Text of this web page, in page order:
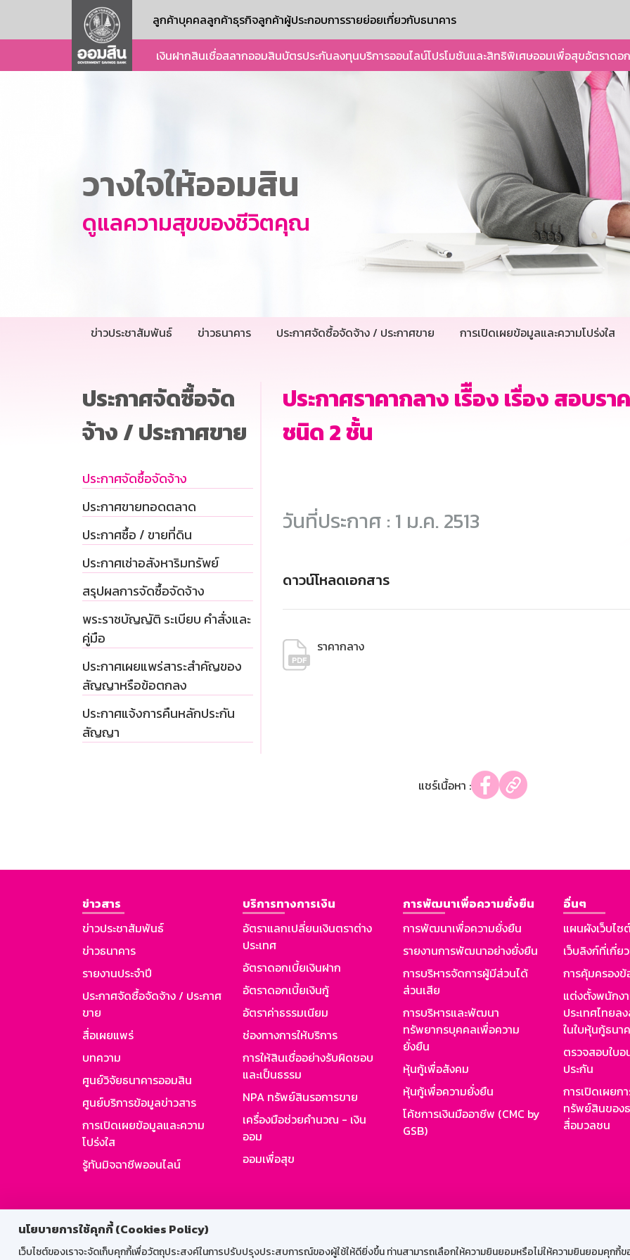
นโยบายการใช้คุกกี้ (Cookies Policy)
เว็บไซต์ของเราจะจัดเก็บคุกกี้เพื่อวัตถุประสงค์ในการปรับปรุงประสบการณ์ของผู้ใช้ให้ดียิ่งขึ้น ท่านสามารถเลือกให้ความยินยอมหรือไม่ให้ความยินยอมคุกกี้ข
ลูกค้าบุคคลลูกค้าธุรกิจลูกค้าผู้ประกอบการรายย่อยเกี่ยวกับธนาคาร
เงินฝากสินเชื่อสลากออมสินบัตรประกันลงทุนบริการออนไลน์โปรโมชันและสิทธิพิเศษออมเพื่อสุขอัตราดอ
วางใจให้ออมสิน
ดูแลความสุขของชีวิตคุณ
ข่าวประชาสัมพันธ์ ข่าวธนาคาร ประกาศจัดซื้อจัดจ้าง / ประกาศขาย การเปิดเผยข้อมูลและความโปร่งใส
ประกาศจัดซื้อจัด
จ้าง / ประกาศขาย
ประกาศจัดซื้อจัดจ้าง
ประกาศขายทอดตลาด
ประกาศซื้อ / ขายที่ดิน
ประกาศเช่าอสังหาริมทรัพย์
สรุปผลการจัดซื้อจัดจ้าง
พระราชบัญญัติ ระเบียบ คำสั่งและ
คู่มือ
ประกาศเผยแพร่สาระสำคัญของ
สัญญาหรือข้อตกลง
ประกาศแจ้งการคืนหลักประกัน
สัญญา
ประกาศราคากลาง เรืื่อง เรื่อง สอบร
ชนิด 2 ชั้น
วันที่ประกาศ : 1 ม.ค. 2513
ดาวน์โหลดเอกสาร
ราคากลาง
แชร์เนื้อหา :
ข่าวสาร
ข่าวประชาสัมพันธ์
ข่าวธนาคาร
รายงานประจำปี
ประกาศจัดซื้อจัดจ้าง / ประกาศ
ขาย
สื่อเผยแพร่
บทความ
ศูนย์วิจัยธนาคารออมสิน
ศูนย์บริการข้อมูลข่าวสาร
การเปิดเผยข้อมูลและความ
โปร่งใส
รู้ทันมิจฉาชีพออนไลน์
บริการทางการเงิน
อัตราแลกเปลี่ยนเงินตราต่าง
ประเทศ
อัตราดอกเบี้ยเงินฝาก
อัตราดอกเบี้ยเงินกู้
อัตราค่าธรรมเนียม
ช่องทางการให้บริการ
การให้สินเชื่ออย่างรับผิดชอบ
และเป็นธรรม
NPA ทรัพย์สินรอการขาย
เครื่องมือช่วยคำนวณ - เงิน
ออม
ออมเพื่อสุข
การพัฒนาเพื่อความยั่งยืน
การพัฒนาเพื่อความยั่งยืน
รายงานการพัฒนาอย่างยั่งยืน
การบริหารจัดการผู้มีส่วนได้
ส่วนเสีย
การบริหารและพัฒนา
ทรัพยากรบุคคลเพื่อความ
ยั่งยืน
หุ้นกู้เพื่อสังคม
หุ้นกู้เพื่อความยั่งยืน
โค้ชการเงินมืออาชีพ (CMC by
GSB)
อื่นๆ
แผนผังเว็บไซ
เว็บลิงก์ที่เกี่ย
การคุ้มครอง
แต่งตั้งพนักง
ประเทศไทยล
ในใบหุ้นกู้ธนา
ตรวจสอบใบ
ประกัน
การเปิดเผยก
ทรัพย์สินของ
สื่อมวลชน